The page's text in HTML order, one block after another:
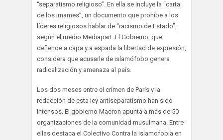
“separatismo religioso”. En ella se incluye la “carta
de los imames”, un documento que prohíbe a los
líderes religiosos hablar de “racismo de Estado”,
según el medio Mediapart. El Gobierno, que
defiende a capa y a espada la libertad de expresión,
considera que acusarle de islamófobo genera
radicalización y amenaza al país.
Los dos meses entre el crimen de París y la
redacción de esta ley antiseparatismo han sido
intensos. El gobierno Macron apunta a más de 50
organizaciones de la comunidad musulmana. Entre
ellas destaca el Colectivo Contra la Islamofobia en